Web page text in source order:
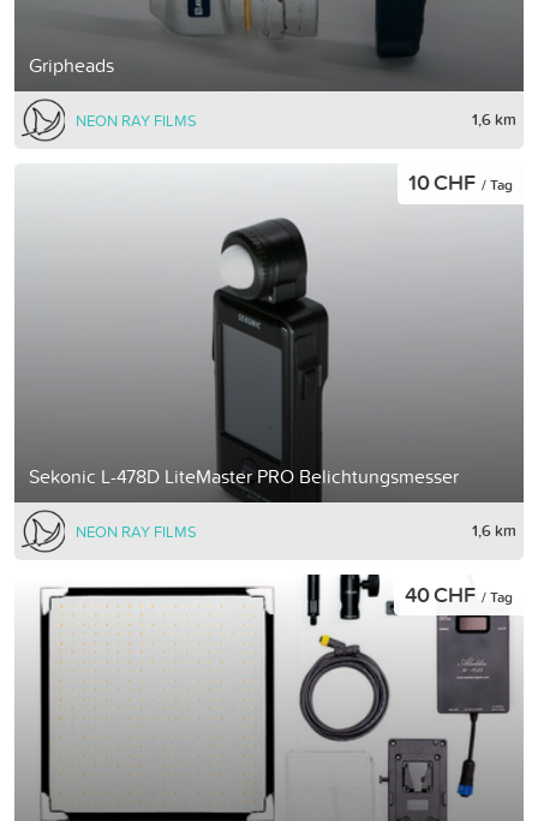
Gripheads
NEON RAY FILMS 1,6 km
Sekonic L-478D LiteMaster PRO Belichtungsmesser
10 CHF / Tag
NEON RAY FILMS 1,6 km
40 CHF / Tag